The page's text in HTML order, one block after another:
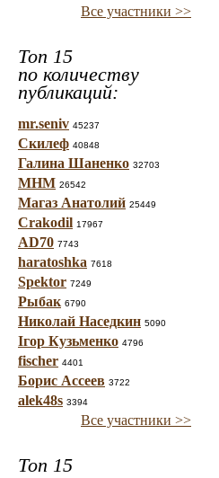
Все участники >>
Топ 15
по количеству
публикаций:
mr.seniv 45237
Скилеф 40848
Галина Шаненко 32703
МНМ 26542
Магаз Анатолий 25449
Crakodil 17967
AD70 7743
haratoshka 7618
Spektor 7249
Рыбак 6790
Николай Наседкин 5090
Ігор Кузьменко 4796
fischer 4401
Борис Ассеев 3722
alek48s 3394
Все участники >>
Топ 15